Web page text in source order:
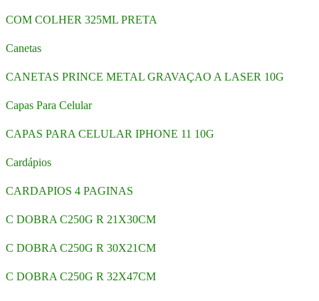
COM COLHER 325ML PRETA
Canetas
CANETAS PRINCE METAL GRAVAÇAO A LASER 10G
Capas Para Celular
CAPAS PARA CELULAR IPHONE 11 10G
Cardápios
CARDAPIOS 4 PAGINAS
C DOBRA C250G R 21X30CM
C DOBRA C250G R 30X21CM
C DOBRA C250G R 32X47CM